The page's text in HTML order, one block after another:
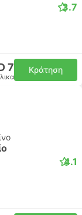
3.7
7 Κράτηση
4.1